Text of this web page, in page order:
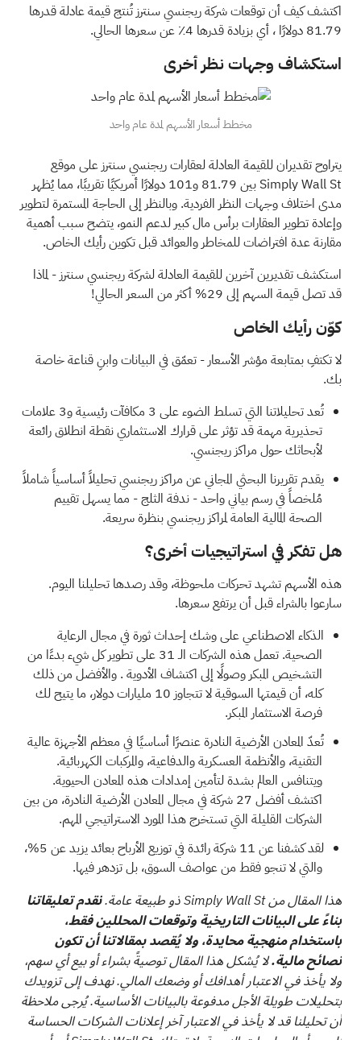
اكتشف كيف أن توقعات شركة ريجنسي سنترز تُنتج قيمة عادلة قدرها
81.79 دولارًا
، أي بزيادة قدرها 4٪ عن سعرها الحالي.
استكشاف وجهات نظر أخرى
مخطط أسعار الأسهم لمدة عام واحد
يتراوح تقديران للقيمة العادلة لعقارات ريجنسي سنترز على موقع
Simply Wall St بين 81.79 و101 دولارًا أمريكيًا تقريبًا، مما يُظهر
مدى اختلاف وجهات النظر الفردية. وبالنظر إلى الحاجة المستمرة لتطوير
وإعادة تطوير العقارات برأس مال كبير لدعم النمو، يتضح سبب أهمية
مقارنة عدة افتراضات للمخاطر والعوائد قبل تكوين رأيك الخاص.
استكشف تقديرين آخرين للقيمة العادلة لشركة ريجنسي سنترز - لماذا
قد تصل قيمة السهم إلى 29% أكثر من السعر الحالي!
كوّن رأيك الخاص
لا تكتفِ بمتابعة مؤشر الأسعار - تعمّق في البيانات وابنِ قناعة خاصة
بك.
تُعد تحليلاتنا التي تسلط الضوء على
3 مكافآت رئيسية و3 علامات
تحذيرية مهمةقد تؤثر على قرارك الاستثماري نقطة انطلاق رائعة
لأبحاثك حول مراكز ريجنسي.
يقدم تقريرنا البحثي المجاني عن مراكز ريجنسيتحليلاً أساسياً شاملاً
مُلخصاً في رسم بياني واحد - ندفة الثلج - مما يسهل تقييم
الصحة المالية العامة لمراكز ريجنسي بنظرة سريعة.
هل تفكر في استراتيجيات أخرى؟
هذه الأسهم تشهد تحركات ملحوظة، وقد رصدها تحليلنا اليوم.
سارعوا بالشراء قبل أن يرتفع سعرها.
الذكاء الاصطناعي على وشك إحداث ثورة في مجال الرعاية
الصحية.
تعمل هذه الشركات الـ 31 على تطوير كل شيء بدءًا من
التشخيص المبكر وصولًا إلى اكتشاف الأدوية. والأفضل من ذلك
كله، أن قيمتها السوقية لا تتجاوز 10 مليارات دولار، ما يتيح لك
فرصة الاستثمار المبكر.
تُعدّ المعادن الأرضية النادرة عنصرًا أساسيًا في معظم الأجهزة عالية
التقنية، والأنظمة العسكرية والدفاعية، والمركبات الكهربائية.
ويتنافس العالم بشدة لتأمين إمدادات هذه المعادن الحيوية.
اكتشفأفضل 27 شركة في مجال المعادن الأرضية النادرة،
من بين
الشركات القليلة التي تستخرج هذا المورد الاستراتيجي المهم.
لقد كشفنا عن 11 شركة رائدة في توزيع الأرباح
بعائد يزيد عن 5%،
والتي لا تنجو فقط من عواصف السوق، بل تزدهر فيها.
هذا المقال من Simply Wall St ذو طبيعة عامة.
نقدم تعليقاتنا
بناءً على البيانات التاريخية وتوقعات المحللين فقط،
باستخدام منهجية محايدة، ولا يُقصد بمقالاتنا أن تكون
نصائح مالية.لا يُشكل هذا المقال توصيةً بشراء أو بيع أي سهم،
ولا يأخذ في الاعتبار أهدافك أو وضعك المالي. نهدف إلى تزويدك
بتحليلات طويلة الأجل مدفوعة بالبيانات الأساسية. يُرجى ملاحظة
أن تحليلنا قد لا يأخذ في الاعتبار آخر إعلانات الشركات الحساسة